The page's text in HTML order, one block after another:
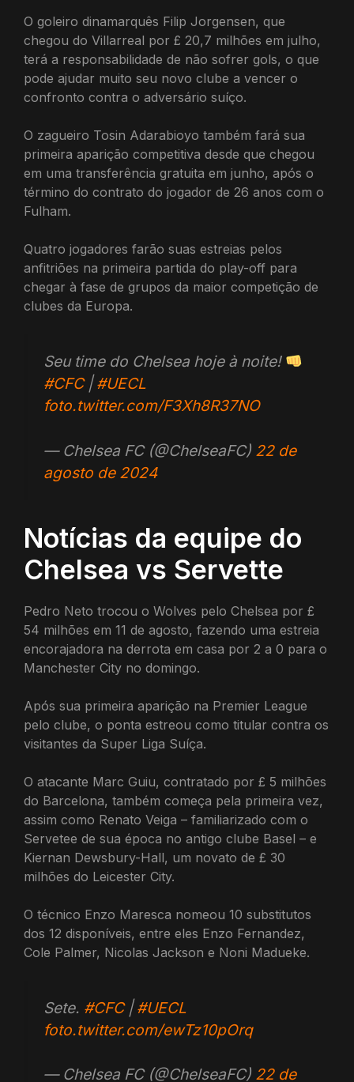
O goleiro dinamarquês Filip Jorgensen, que
chegou do Villarreal por £ 20,7 milhões em julho,
terá a responsabilidade de não sofrer gols, o que
pode ajudar muito seu novo clube a vencer o
confronto contra o adversário suíço.
O zagueiro Tosin Adarabioyo também fará sua
primeira aparição competitiva desde que chegou
em uma transferência gratuita em junho, após o
término do contrato do jogador de 26 anos com o
Fulham.
Quatro jogadores farão suas estreias pelos
anfitriões na primeira partida do play-off para
chegar à fase de grupos da maior competição de
clubes da Europa.
Seu time do Chelsea hoje à noite!
#CFC|#UECL
foto.twitter.com/F3Xh8R37NO
— Chelsea FC (@ChelseaFC) 22 de
agosto de 2024
Notícias da equipe do
Chelsea vs Servette
Pedro Neto trocou o Wolves pelo Chelsea por £
54 milhões em 11 de agosto, fazendo uma estreia
encorajadora na derrota em casa por 2 a 0 para o
Manchester City no domingo.
Após sua primeira aparição na Premier League
pelo clube, o ponta estreou como titular contra os
visitantes da Super Liga Suíça.
O atacante Marc Guiu, contratado por £ 5 milhões
do Barcelona, ​​também começa pela primeira vez,
assim como Renato Veiga – familiarizado com o
Servetee de sua época no antigo clube Basel – e
Kiernan Dewsbury-Hall, um novato de £ 30
milhões do Leicester City.
O técnico Enzo Maresca nomeou 10 substitutos
dos 12 disponíveis, entre eles Enzo Fernandez,
Cole Palmer, Nicolas Jackson e Noni Madueke.
Sete. #CFC|#UECL
foto.twitter.com/ewTz10pOrq
— Chelsea FC (@ChelseaFC) 22 de